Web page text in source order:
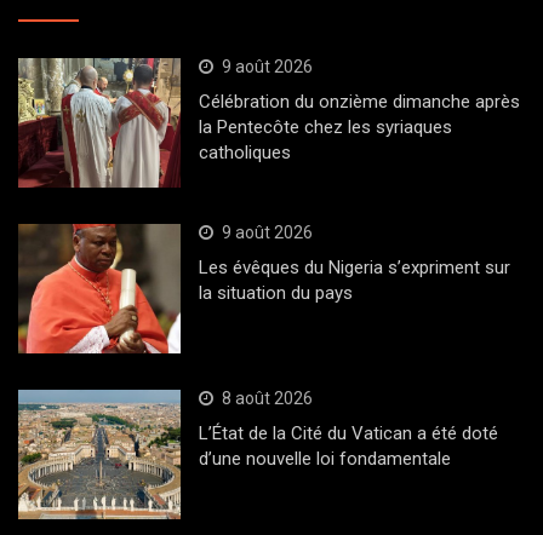
9 août 2026
Célébration du onzième dimanche après
la Pentecôte chez les syriaques
catholiques
9 août 2026
Les évêques du Nigeria s’expriment sur
la situation du pays
8 août 2026
L’État de la Cité du Vatican a été doté
d’une nouvelle loi fondamentale